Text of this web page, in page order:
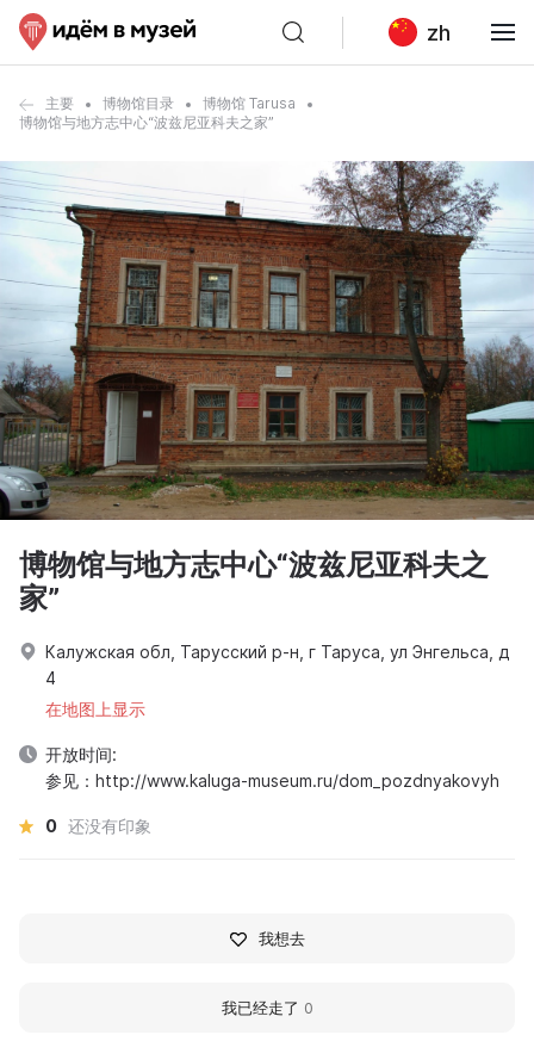
zh
主要 博物馆目录
博物馆 Tarusa
博物馆与地方志中心“波兹尼亚科夫之家”
博物馆与地方志中心“波兹尼亚科夫之
家”
Калужская обл, Тарусский р-н, г Таруса, ул Энгельса, д
4
在地图上显示
开放时间:
参见：http://www.kaluga-museum.ru/dom_pozdnyakovyh
0 还没有印象
我想去
我已经走了 0